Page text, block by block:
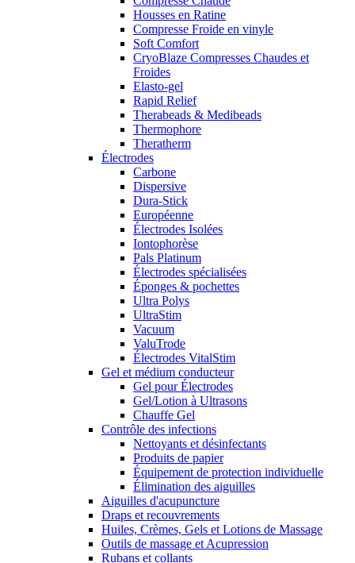
Housses en Ratine
Compresse Froide en vinyle
Soft Comfort
CryoBlaze Compresses Chaudes et
Froides
Elasto-gel
Rapid Relief
Therabeads & Medibeads
Thermophore
Theratherm
Électrodes
Carbone
Dispersive
Dura-Stick
Européenne
Électrodes Isolées
Iontophorèse
Pals Platinum
Électrodes spécialisées
Éponges & pochettes
Ultra Polys
UltraStim
Vacuum
ValuTrode
Électrodes VitalStim
Gel et médium conducteur
Gel pour Électrodes
Gel/Lotion à Ultrasons
Chauffe Gel
Contrôle des infections
Nettoyants et désinfectants
Produits de papier
Équipement de protection individuelle
Élimination des aiguilles
Aiguilles d'acupuncture
Draps et recouvrements
Huiles, Crèmes, Gels et Lotions de Massage
Outils de massage et Acupression
Rubans et collants